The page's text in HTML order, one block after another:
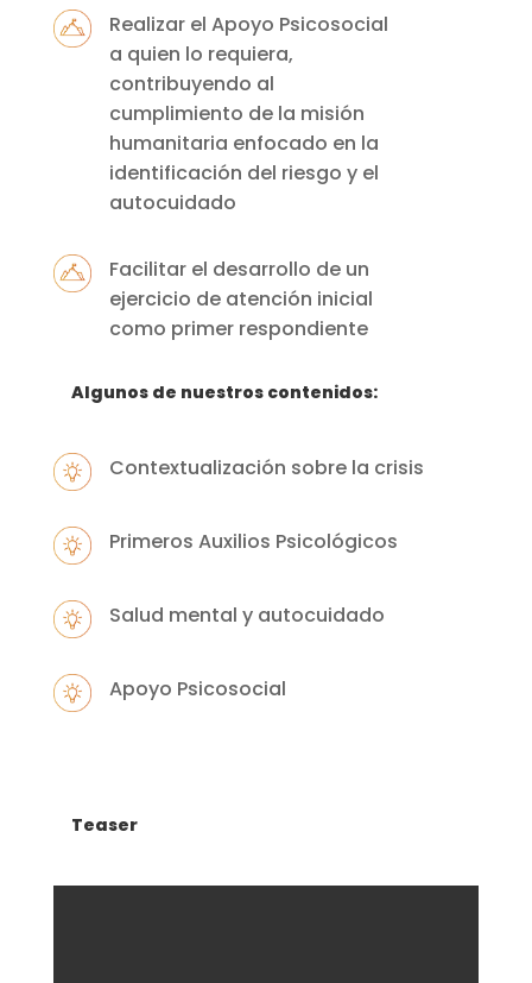
Realizar el Apoyo Psicosocial
a quien lo requiera,
contribuyendo al
cumplimiento de la misión
humanitaria enfocado en la
identificación del riesgo y el
autocuidado
Facilitar el desarrollo de un
ejercicio de atención inicial
como primer respondiente
Algunos de nuestros contenidos:
Contextualización sobre la crisis
Primeros Auxilios Psicológicos
Salud mental y autocuidado
Apoyo Psicosocial
Teaser